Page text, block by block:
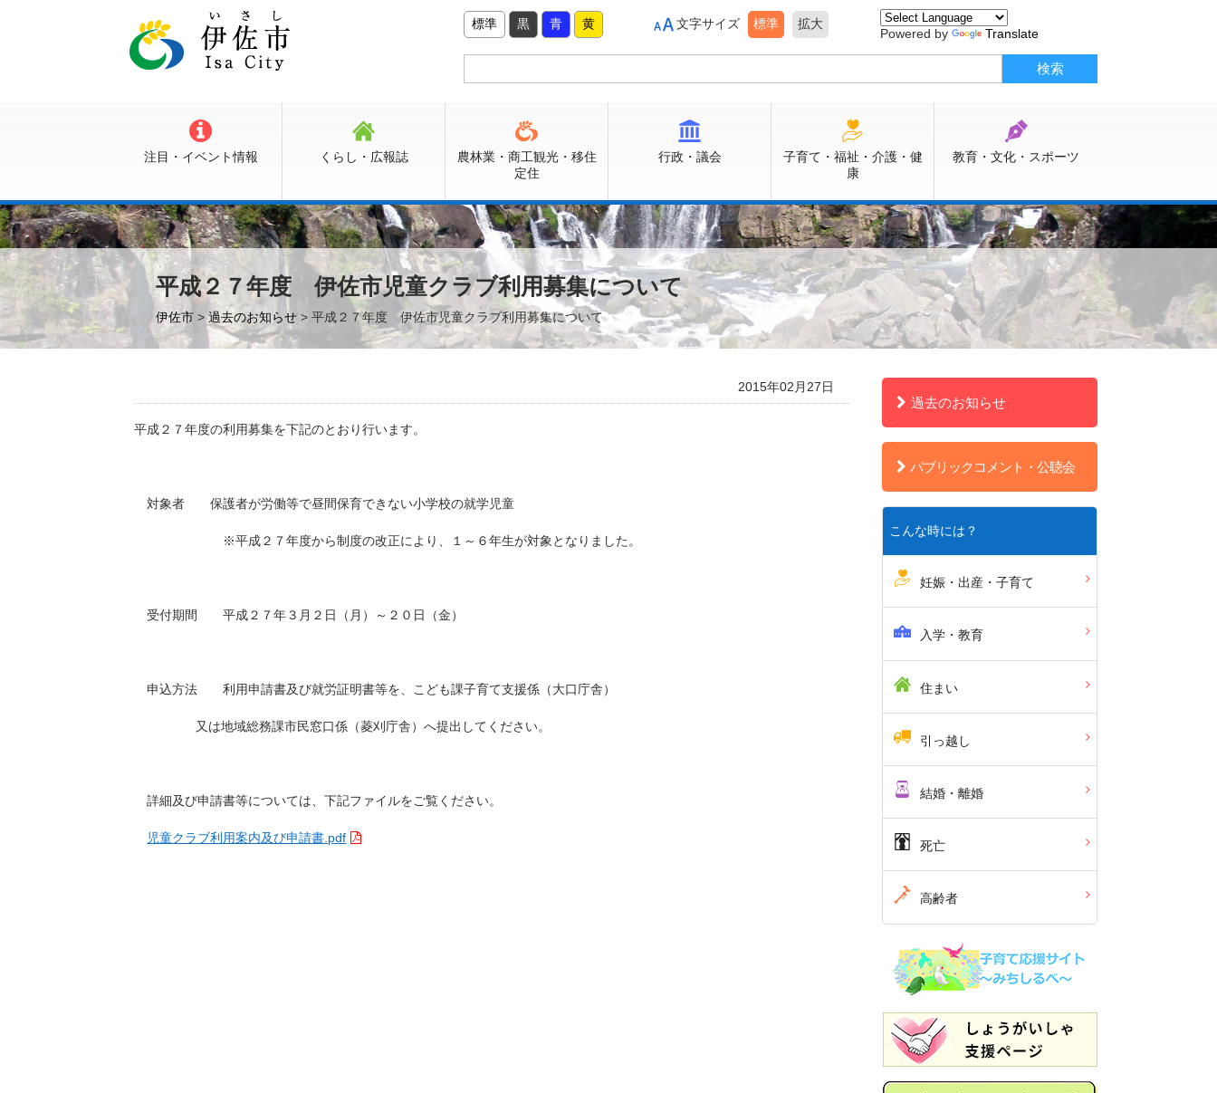
標準 黒 青 黄 文字サイズ 標準 拡大
Powered by Translate
注目・イベント情報 くらし・広報誌
農林業・商工観光・移住
定住
行政・議会
子育て・福祉・介護・健
康
教育・文化・スポーツ
平成２７年度 伊佐市児童クラブ利用募集について
伊佐市 >過去のお知らせ > 平成２７年度 伊佐市児童クラブ利用募集について
2015年02月27日
平成２７年度の利用募集を下記のとおり行います。
対象者 保護者が労働等で昼間保育できない小学校の就学児童
※平成２７年度から制度の改正により、１～６年生が対象となりました。
受付期間 平成２７年３月２日（月）～２０日（金）
申込方法 利用申請書及び就労証明書等を、こども課子育て支援係（大口庁舎）
又は地域総務課市民窓口係（菱刈庁舎）へ提出してください。
詳細及び申請書等については、下記ファイルをご覧ください。
児童クラブ利用案内及び申請書.pdf
過去のお知らせ
パブリックコメント・公聴会
こんな時には？
妊娠・出産・子育て
入学・教育
住まい
引っ越し
結婚・離婚
死亡
高齢者